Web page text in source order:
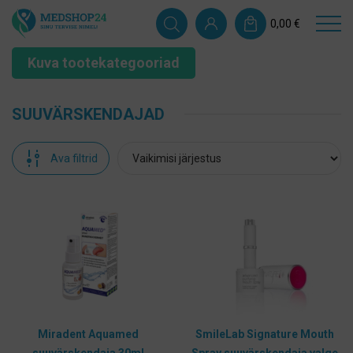
0,00 €
Kuva tootekategooriad
SUUVÄRSKENDAJAD
Ava filtrid
Miradent Aquamed
SmileLab Signature Mouth